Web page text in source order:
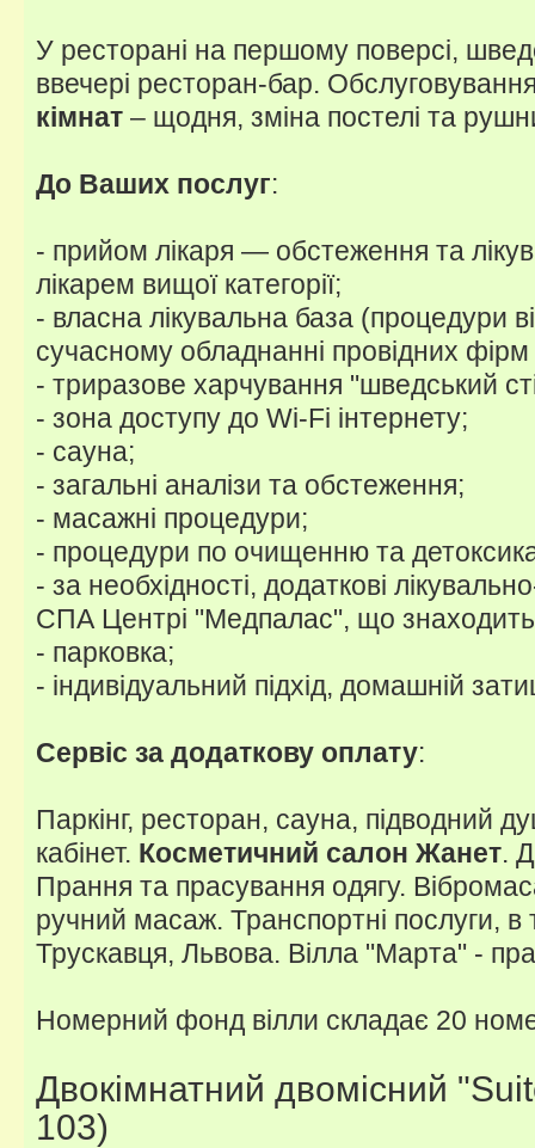
У ресторані на першому поверсі,
ввечері ресторан-бар.
кімнат – щодня, зміна постелі та
До Ваших послуг:
- прийом лікаря — обстеження та
лікарем вищої категорії;
- власна лікувальна база (процедури
сучасному обладнанні провідних фірм
- триразове харчування "шведський
- зона доступу до Wi-Fi інтернету;
- сауна;
- загальні аналізи та обстеження;
- масажні процедури;
- процедури по очищенню та
- за необхідності, додаткові
СПА Центрі "Медпалас", що
- парковка;
- індивідуальний підхід, домашній
Сервіс за додаткову оплату:
Паркінг, ресторан, сауна, підводний
кабінет. Косметичний салон Жанет.
Прання та прасування одягу.
ручний масаж. Транспортні послуги, в
Трускавця, Львова. Вілла "Марта" -
Номерний фонд вілли складає 20
Двокімнатний двомісний
103)